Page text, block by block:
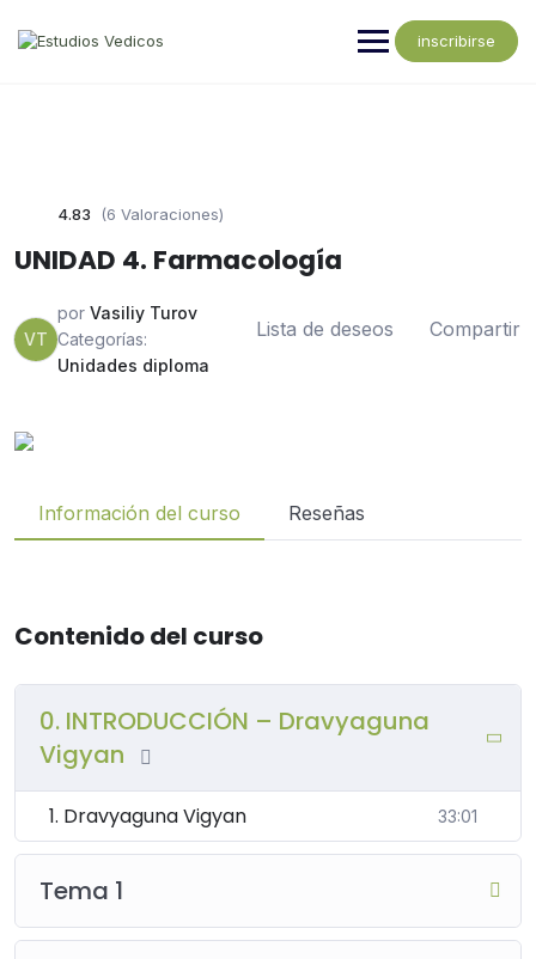
inscribirse
4.83 (6 Valoraciones)
UNIDAD 4. Farmacología
VT
por Vasiliy Turov
Categorías:
Unidades diploma
Lista de deseos Compartir
Información del curso Reseñas
Contenido del curso
0. INTRODUCCIÓN – Dravyaguna
Vigyan
1. Dravyaguna Vigyan 33:01
Tema 1